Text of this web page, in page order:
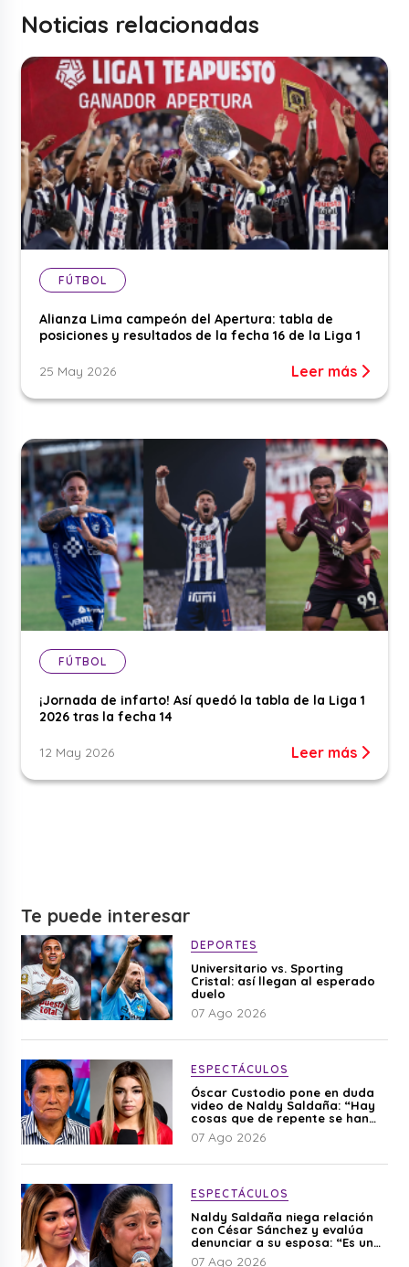
Noticias relacionadas
FÚTBOL
Alianza Lima campeón del Apertura: tabla de
posiciones y resultados de la fecha 16 de la Liga 1
25 May 2026 Leer más
FÚTBOL
¡Jornada de infarto! Así quedó la tabla de la Liga 1
2026 tras la fecha 14
12 May 2026 Leer más
Te puede interesar
DEPORTES
Universitario vs. Sporting
Cristal: así llegan al esperado
duelo
07 Ago 2026
ESPECTÁCULOS
Óscar Custodio pone en duda
video de Naldy Saldaña: “Hay
cosas que de repente se han
editado”
07 Ago 2026
ESPECTÁCULOS
Naldy Saldaña niega relación
con César Sánchez y evalúa
denunciar a su esposa: “Es una
difamación”
07 Ago 2026